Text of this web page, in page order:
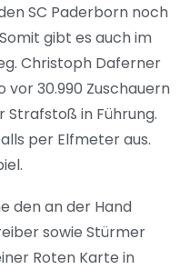
SC Paderborn noch
gibt es auch im
Christoph Daferner
30.990 Zuschauern
in Führung.
per Elfmeter aus.
den an der Hand
sowie Stürmer
Roten Karte in